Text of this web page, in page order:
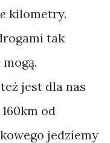
kilometry.
tak
jest dla nas
od
jedziemy